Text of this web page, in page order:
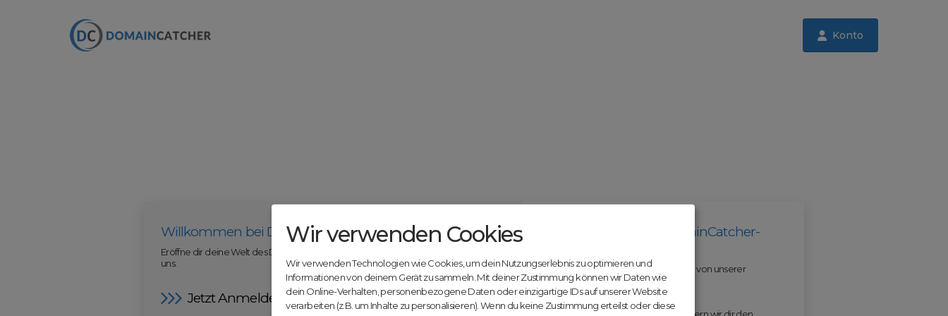
Konto
Willkommen bei DomainCatcher.com
Eröffne dir deine Welt des Domainhandels mit deiner kostenlosen Anmeldung bei
uns.
Jetzt Anmelden
Werde jetzt Teil der DomainCatcher-
Nutze unsere Erfahrung und profitiere von unserer
innovativen Plattform:
Mit Domex und ODM erleichtern wir dir den
Wir verwenden Cookies
Wir verwenden Technologien wie Cookies, um dein Nutzungserlebnis zu optimieren und
Informationen von deinem Gerät zu sammeln. Mit deiner Zustimmung können wir Daten wie
dein Online-Verhalten, personenbezogene Daten oder einzigartige IDs auf unserer Website
verarbeiten (z.B. um Inhalte zu personalisieren). Wenn du keine Zustimmung erteilst oder diese